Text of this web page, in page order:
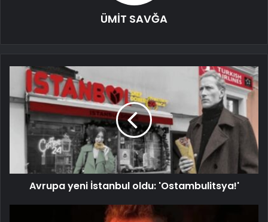
ÜMİT SAVĞA
Avrupa yeni İstanbul oldu: 'Ostambulitsya!'